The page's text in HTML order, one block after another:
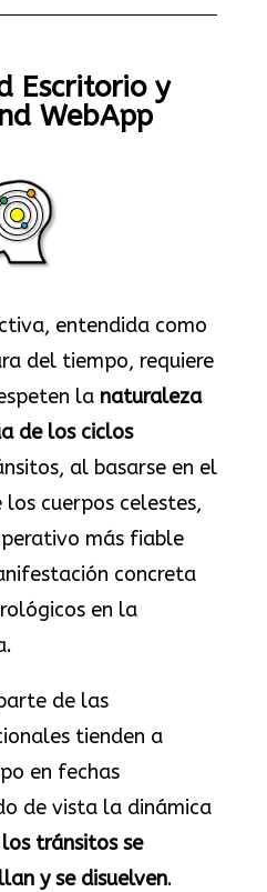
Escritorio y
WebApp
entendida como
del tiempo, requiere
lanaturaleza
de los ciclos
al basarse en el
cuerpos celestes,
más fiable
concreta
en la
de las
tienden a
en fechas
de vista la dinámica
los tránsitos se
y se disuelven.